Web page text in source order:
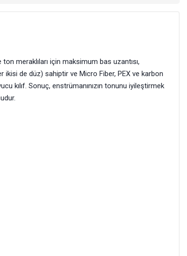
meraklıları için maksimum bas uzantısı,
ikisi de düz) sahiptir ve Micro Fiber, PEX ve karbon
kılıf. Sonuç, enstrümanınızın tonunu iyileştirmek